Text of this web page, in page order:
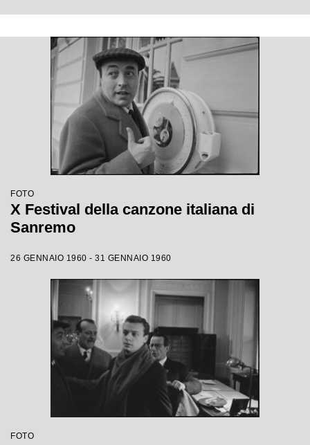
FOTO
X Festival della canzone italiana di
Sanremo
26 GENNAIO 1960 - 31 GENNAIO 1960
FOTO